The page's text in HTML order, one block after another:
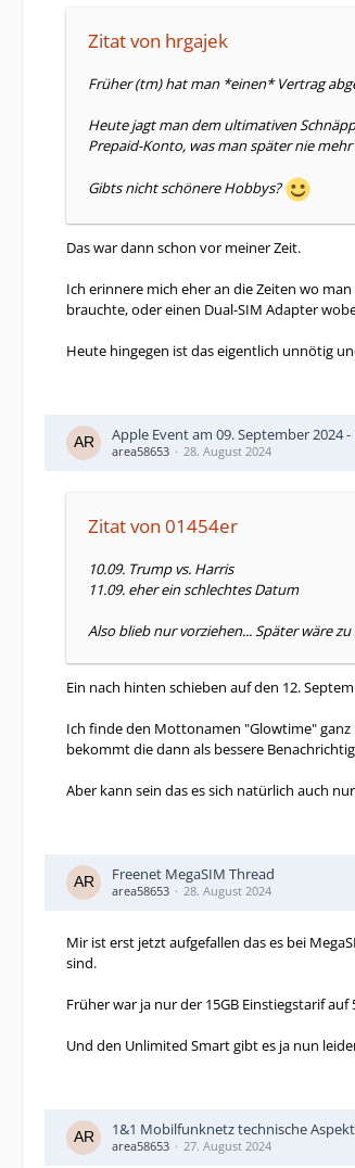
Zitat von hrgajek
Früher (tm) hat man *einen* Vertrag
Heute jagt man dem ultimativen
Prepaid-Konto, was man später nie
Gibts nicht schönere Hobbys?
Das war dann schon vor meiner Zeit.
Ich erinnere mich eher an die Zeiten wo
brauchte, oder einen Dual-SIM Adapter
Heute hingegen ist das eigentlich unnötig
Apple Event am 09. September 2024 -
area58653 28. August 2024
Zitat von 01454er
10.09. Trump vs. Harris
11.09. eher ein schlechtes Datum
Also blieb nur vorziehen... Später wäre zu
Ein nach hinten schieben auf den 12.
Ich finde den Mottonamen "Glowtime"
bekommt die dann als bessere
Aber kann sein das es sich natürlich auch
Freenet MegaSIM Thread
area58653 28. August 2024
Mir ist erst jetzt aufgefallen das es bei
sind.
Früher war ja nur der 15GB Einstiegstarif
Und den Unlimited Smart gibt es ja nun
1&1 Mobilfunknetz technische
area58653 27. August 2024